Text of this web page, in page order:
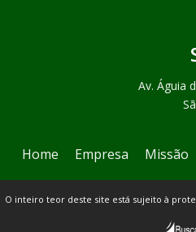
Av. Águia
Home Empresa Missão
O inteiro teor deste site está sujeito à